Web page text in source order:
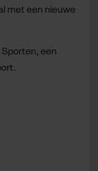
met een nieuwe
Sporten, een